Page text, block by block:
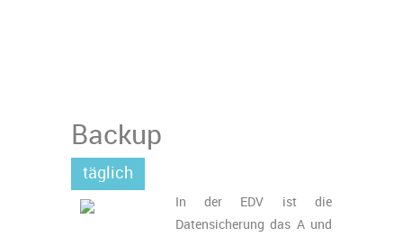
Backup
täglich
In der EDV ist die
Datensicherung das A und